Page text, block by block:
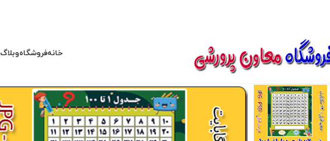
خانهفروشگاهوبلاگ